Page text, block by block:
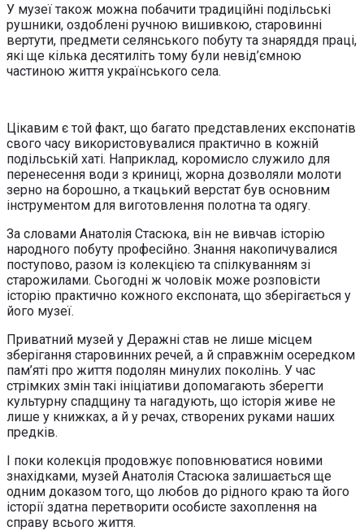
У музеї також можна побачити традиційні подільські
рушники, оздоблені ручною вишивкою, старовинні
вертути, предмети селянського побуту та знаряддя праці,
які ще кілька десятиліть тому були невід’ємною
частиною життя українського села.
Цікавим є той факт, що багато представлених експонатів
свого часу використовувалися практично в кожній
подільській хаті. Наприклад, коромисло служило для
перенесення води з криниці, жорна дозволяли молоти
зерно на борошно, а ткацький верстат був основним
інструментом для виготовлення полотна та одягу.
За словами Анатолія Стасюка, він не вивчав історію
народного побуту професійно. Знання накопичувалися
поступово, разом із колекцією та спілкуванням зі
старожилами. Сьогодні ж чоловік може розповісти
історію практично кожного експоната, що зберігається у
його музеї.
Приватний музей у Деражні став не лише місцем
зберігання старовинних речей, а й справжнім осередком
пам’яті про життя подолян минулих поколінь. У час
стрімких змін такі ініціативи допомагають зберегти
культурну спадщину та нагадують, що історія живе не
лише у книжках, а й у речах, створених руками наших
предків.
І поки колекція продовжує поповнюватися новими
знахідками, музей Анатолія Стасюка залишається ще
одним доказом того, що любов до рідного краю та його
історії здатна перетворити особисте захоплення на
справу всього життя.